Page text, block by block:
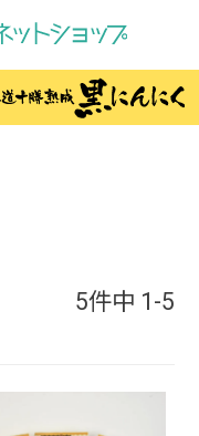
5件中 1 -5